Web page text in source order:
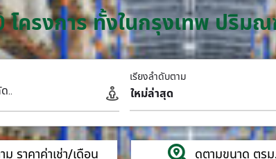
โครงการ ทั้งในกรุงเทพ ปริ
.. ใหม่ล่าสุด
เรียงลำดับตาม
ม ราคาค่าเช่า/เดือน ดูตามขนาด ตรม.